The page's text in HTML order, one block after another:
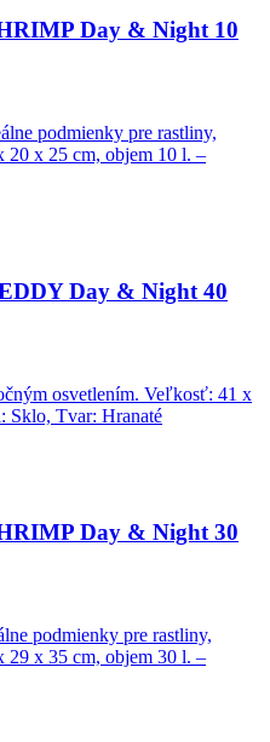
Day & Night 10
podmienky pre rastliny,
x 25 cm, objem 10 l. –
Day & Night 40
osvetlením. Veľkosť: 41 x
Sklo, Tvar: Hranaté
Day & Night 30
podmienky pre rastliny,
x 35 cm, objem 30 l. –